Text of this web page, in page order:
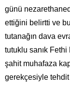
günü
ettiğini belirtti ve
tutanağın dava
tutuklu sanık
şahit muhafaza
gerekçesiyle